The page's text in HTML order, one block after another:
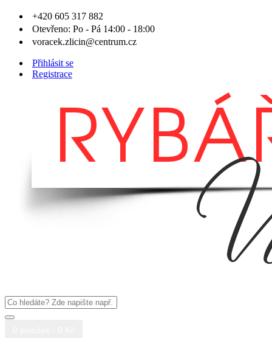
+420 605 317 882
Otevřeno: Po - Pá 14:00 - 18:00
voracek.zlicin@centrum.cz
Přihlásit se
Registrace